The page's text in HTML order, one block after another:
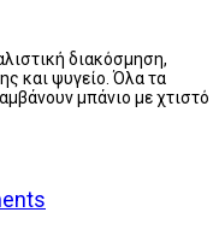
διακόσμηση,
και ψυγείο. Όλα τα
μπάνιο με χτιστό